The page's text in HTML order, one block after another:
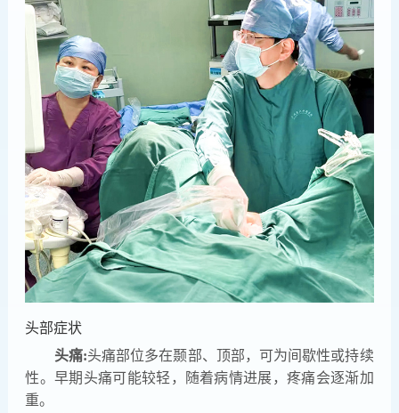
头部症状
头痛:头痛部位多在颞部、顶部，可为间歇性或持续
性。早期头痛可能较轻，随着病情进展，疼痛会逐渐加
重。